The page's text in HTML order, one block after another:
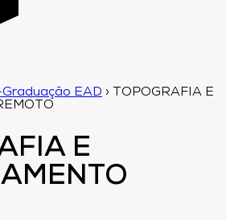
Graduação EAD ›
TOPOGRAFIA E
E